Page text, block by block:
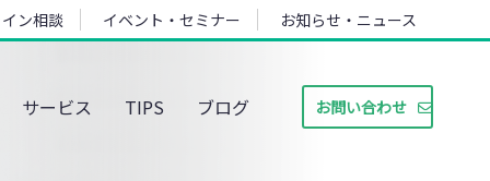
ン相談 イベント・セミナー お知らせ・ニュース
サービス TIPS ブログ お問い合わせ